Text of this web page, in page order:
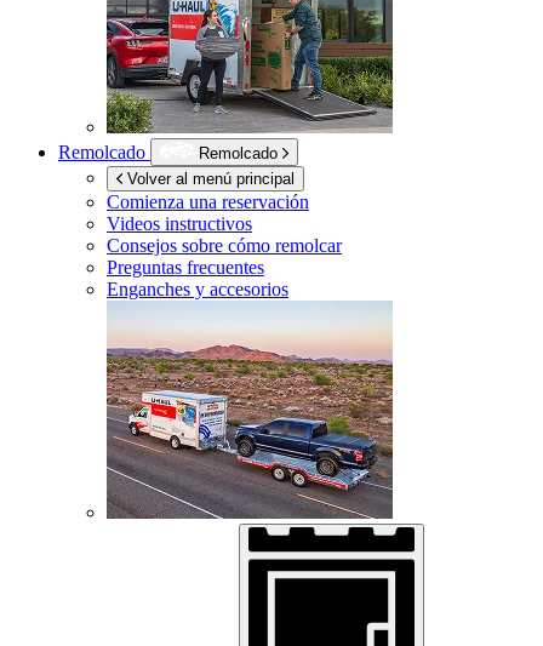
Remolcado
Remolcado
Volver al menú principal
Comienza una reservación
Videos instructivos
Consejos sobre cómo remolcar
Preguntas frecuentes
Enganches y accesorios